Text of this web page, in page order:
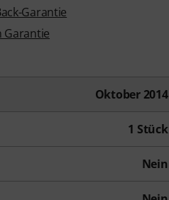
Garantie
Garantie
Oktober 2014
1 Stück
Nein